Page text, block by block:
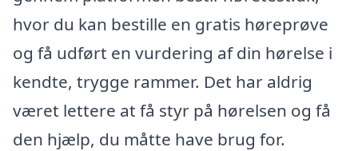
hvor du kan bestille en gratis høreprøve
og få udført en vurdering af din hørelse i
kendte, trygge rammer. Det har aldrig
været lettere at få styr på hørelsen og få
den hjælp, du måtte have brug for.